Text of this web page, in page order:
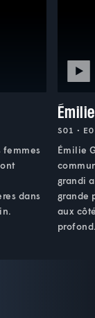
femmes
dans
Émilie
S01 •
Émilie
grandi
grande
aux